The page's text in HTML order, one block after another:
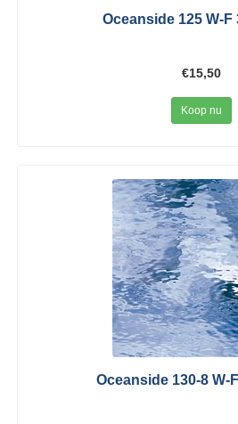
Oceanside 125 W-F
€15,50
Koop nu
Oceanside 130-8 W-